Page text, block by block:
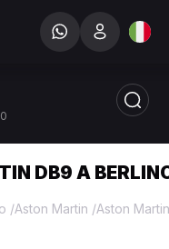
DB9 A
/Aston Martin /Aston